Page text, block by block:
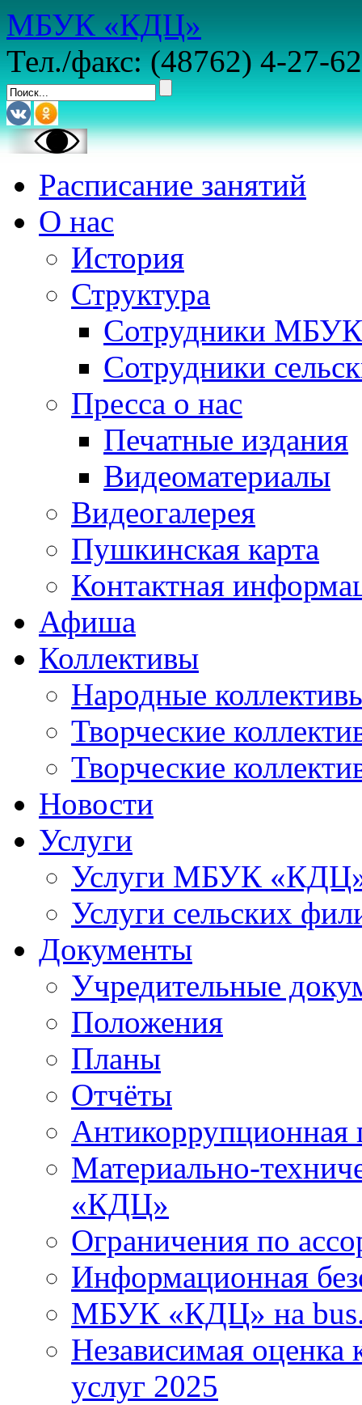
МБУК «КДЦ»
Тел./факс: (48762) 4-27-62
Расписание занятий
О нас
История
Структура
Сотрудники
Сотрудники
Пресса о нас
Печатные издания
Видеоматериалы
Видеогалерея
Пушкинская карта
Контактная
Афиша
Коллективы
Народные
Творческие
Творческие
Новости
Услуги
Услуги МБУК
Услуги сельских
Документы
Учредительные
Положения
Планы
Отчёты
Антикоррупционная
Материально-
«КДЦ»
Ограничения по
Информационная
МБУК «КДЦ» на
Независимая оценка
услуг 2025